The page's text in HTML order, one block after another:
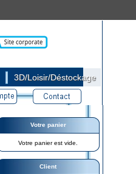
3D/Loisir/Déstockage
Votre panier
Votre panier est vide.
Client